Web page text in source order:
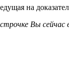
на
Вы сейчас